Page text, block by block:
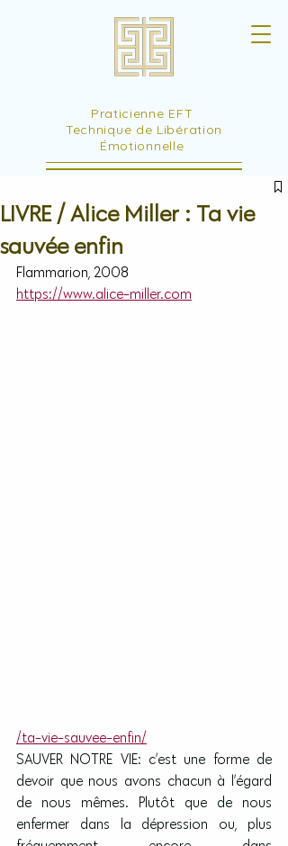
Praticienne EFT
Technique de Libération
Émotionnelle
LIVRE / Alice Miller : Ta vie
sauvée enfin
Flammarion, 2008
https://www.alice-miller.com
/ta-vie-sauvee-enfin/
SAUVER NOTRE VIE: c’est une forme de
devoir que nous avons chacun à l’égard
de nous mêmes. Plutôt que de nous
enfermer dans la dépression ou, plus